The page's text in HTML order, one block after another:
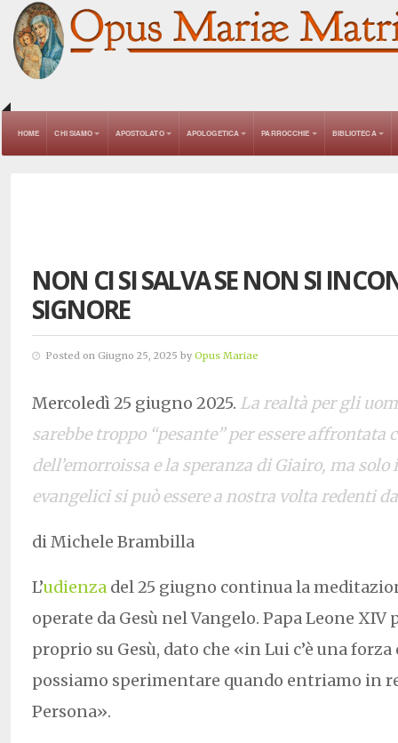
HOME CHI SIAMO APOSTOLATO APOLOGETICA PARROCCHIE BIBLIOTECA
NON CI SI SALVA SE NON SI
SIGNORE
Posted on Giugno 25, 2025 by Opus Mariae
Mercoledì 25 giugno 2025. La realtà per gli
sarebbe troppo “pesante” per essere affrontata
dell’emorroissa e la speranza di Giairo, ma
evangelici si può essere a nostra volta redenti
di Michele Brambilla
L’udienza del 25 giugno continua la
operate da Gesù nel Vangelo. Papa Leone XIV
proprio su Gesù, dato che «in Lui c’è una
possiamo sperimentare quando entriamo in
Persona».